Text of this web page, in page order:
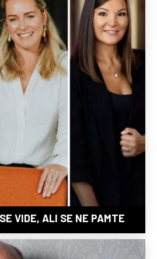
VIDE, ALI SE NE PAMTE